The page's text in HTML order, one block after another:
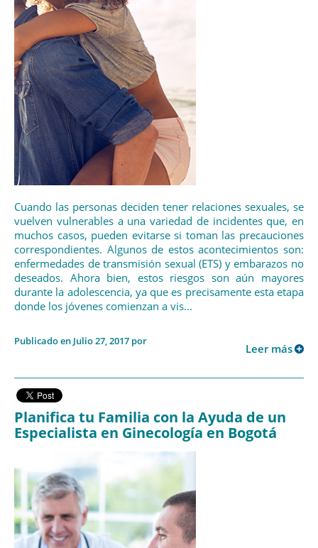
Cuando las personas deciden tener relaciones sexuales, se
vuelven vulnerables a una variedad de incidentes que, en
muchos casos, pueden evitarse si toman las precauciones
correspondientes. Algunos de estos acontecimientos son:
enfermedades de transmisión sexual (ETS) y embarazos no
deseados. Ahora bien, estos riesgos son aún mayores
durante la adolescencia, ya que es precisamente esta etapa
donde los jóvenes comienzan a vis...
Publicado en Julio 27, 2017 por
Leer más
Planifica tu Familia con la Ayuda de un
Especialista en Ginecología en Bogotá